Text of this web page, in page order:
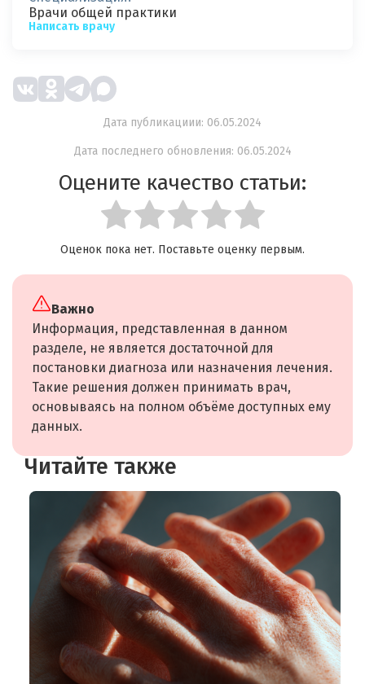
Врачи общей практики
Написать врачу
Дата публикациии: 06.05.2024
Дата последнего обновления: 06.05.2024
Оцените качество статьи:
Оценок пока нет. Поставьте оценку первым.
Важно
Информация, представленная в данном
разделе, не является достаточной для
постановки диагноза или назначения лечения.
Такие решения должен принимать врач,
основываясь на полном объёме доступных ему
данных.
Читайте также